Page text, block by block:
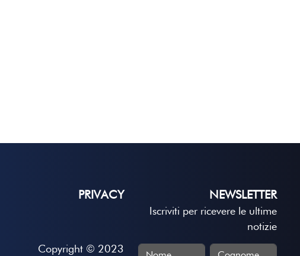
PRIVACY
Copyright © 2023
NEWSLETTER
Iscriviti per ricevere le ultime
notizie